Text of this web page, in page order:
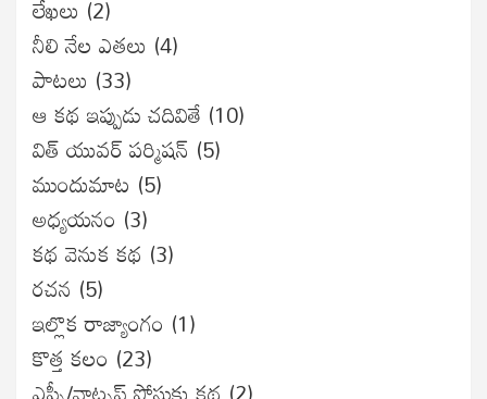
లేఖలు (2)
నీలి నేల ఎతలు (4)
పాటలు (33)
ఆ కథ ఇప్పుడు చదివితే (10)
విత్ యువర్ పర్మిషన్ (5)
ముందుమాట (5)
అధ్యయనం (3)
కథ వెనుక కథ (3)
రచన (5)
ఇల్లొక రాజ్యాంగం (1)
కొత్త కలం (23)